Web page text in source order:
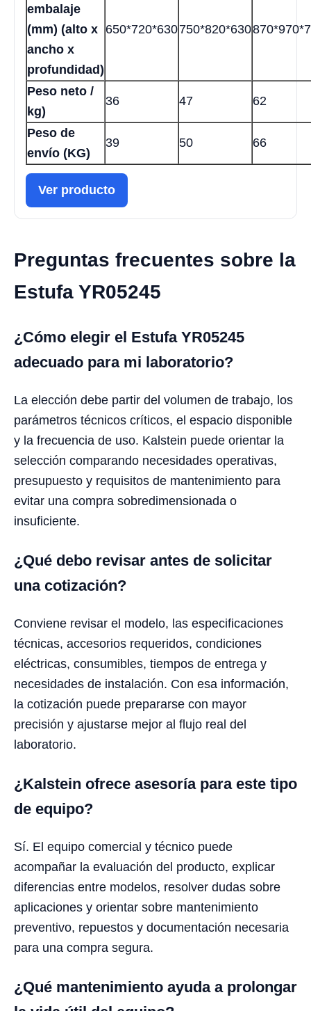
embalaje
(mm) (alto x
ancho x
profundidad)
650*720*630750*820*630
Peso neto /
kg)
36 47 62
Peso de
envío (KG)
39 50 66
Ver producto
Preguntas frecuentes sobre la
Estufa YR05245
¿Cómo elegir el Estufa YR05245
adecuado para mi laboratorio?
La elección debe partir del volumen de trabajo, los
parámetros técnicos críticos, el espacio disponible
y la frecuencia de uso. Kalstein puede orientar la
selección comparando necesidades operativas,
presupuesto y requisitos de mantenimiento para
evitar una compra sobredimensionada o
insuficiente.
¿Qué debo revisar antes de solicitar
una cotización?
Conviene revisar el modelo, las especificaciones
técnicas, accesorios requeridos, condiciones
eléctricas, consumibles, tiempos de entrega y
necesidades de instalación. Con esa información,
la cotización puede prepararse con mayor
precisión y ajustarse mejor al flujo real del
laboratorio.
¿Kalstein ofrece asesoría para este tipo
de equipo?
Sí. El equipo comercial y técnico puede
acompañar la evaluación del producto, explicar
diferencias entre modelos, resolver dudas sobre
aplicaciones y orientar sobre mantenimiento
preventivo, repuestos y documentación necesaria
para una compra segura.
¿Qué mantenimiento ayuda a prolongar